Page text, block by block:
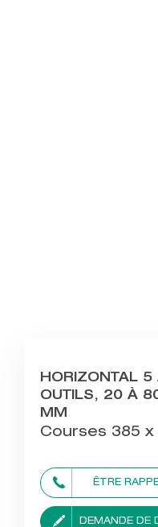
HORIZONTAL 5
OUTILS, 20 À
MM
Courses 385 x
ÊTRE
DEMANDE DE